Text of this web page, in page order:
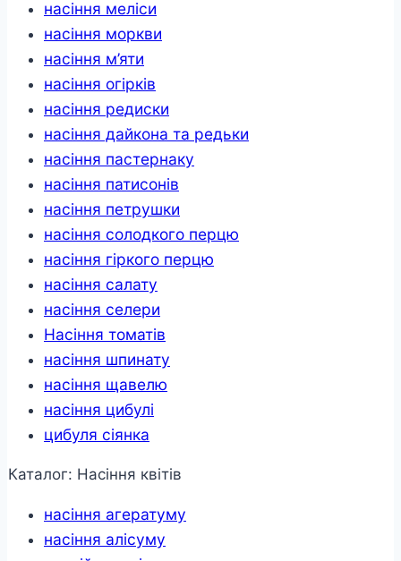
насіння меліси
насіння моркви
насіння м’яти
насіння огірків
насіння редиски
насіння дайкона та редьки
насіння пастернаку
насіння патисонів
насіння петрушки
насіння солодкого перцю
насіння гіркого перцю
насіння салату
насіння селери
Насіння томатів
насіння шпинату
насіння щавелю
насіння цибулі
цибуля сіянка
Каталог: Насіння квітів
насіння агератуму
насіння алісуму